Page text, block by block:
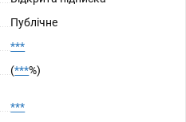
Публічне
***
(***%)
***